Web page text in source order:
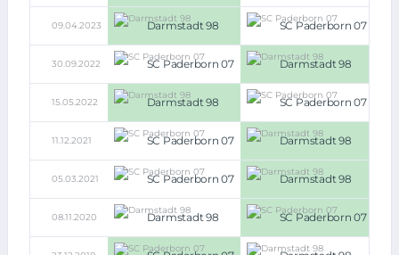
09.04.2023 Darmstadt 98 SC Paderborn 07
30.09.2022 SC Paderborn 07 Darmstadt 98
15.05.2022 Darmstadt 98 SC Paderborn 07
11.12.2021 SC Paderborn 07 Darmstadt 98
05.03.2021 SC Paderborn 07 Darmstadt 98
08.11.2020 Darmstadt 98 SC Paderborn 07